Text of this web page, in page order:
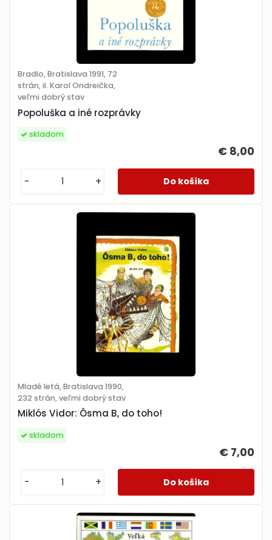
Popoluška a iné rozprávky
Bradlo, Bratislava 1991, 72
strán, il. Karol Ondreička,
veľmi dobrý stav
€ 8,00
skladom
- +
Miklós Vidor: Ôsma B, do toho!
Mladé letá, Bratislava 1990,
232 strán, veľmi dobrý stav
€ 7,00
skladom
- +